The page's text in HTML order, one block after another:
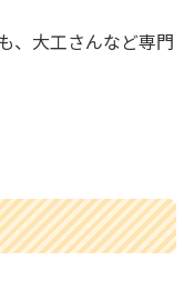
、大工さんなど専門